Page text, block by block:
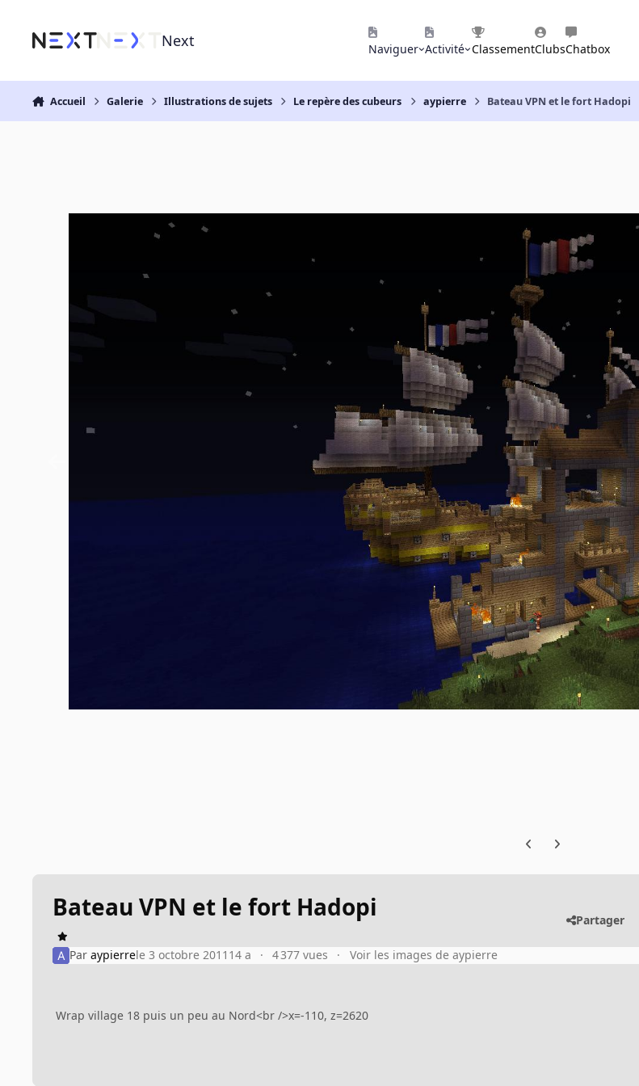
Next Naviguer Activité ClassementClubsChatbox
Accueil Galerie Illustrations de sujets Le repère des cubeurs aypierre Bateau VPN et le fort Hadopi
Previous carousel slide
Next carousel slide
Bateau VPN et le fort Hadopi Partager
Par aypierrele 3 octobre 2011 14 a 4 377 vues Voir les images de aypierre
Wrap village 18 puis un peu au Nord<br />x=-110, z=2620